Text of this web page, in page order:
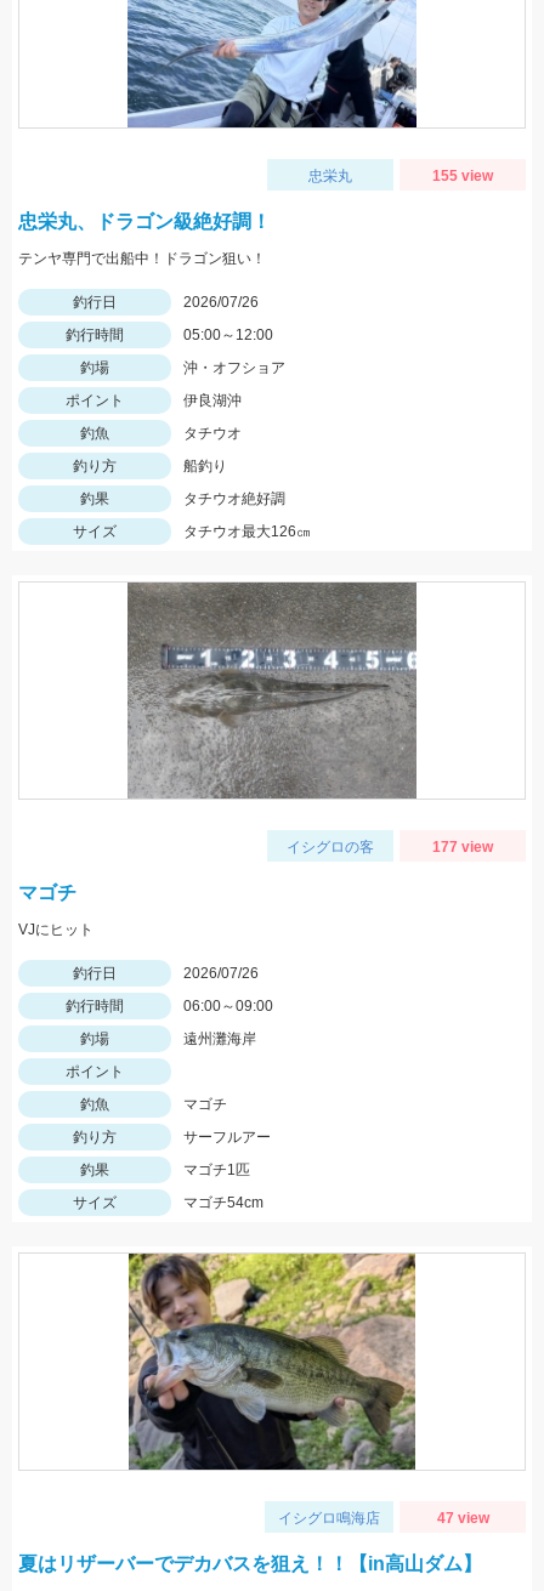
忠栄丸 155 view
忠栄丸、ドラゴン級絶好調！
テンヤ専門で出船中！ドラゴン狙い！
釣行日
2026/07/26
釣行時間
05:00～12:00
釣場
沖・オフショア
ポイント
伊良湖沖
釣魚
タチウオ
釣り方
船釣り
釣果
タチウオ絶好調
サイズ
タチウオ最大126㎝
イシグロの客 177 view
マゴチ
VJにヒット
釣行日
2026/07/26
釣行時間
06:00～09:00
釣場
遠州灘海岸
ポイント
釣魚
マゴチ
釣り方
サーフルアー
釣果
マゴチ1匹
サイズ
マゴチ54cm
イシグロ鳴海店 47 view
夏はリザーバーでデカバスを狙え！！【in高山ダム】